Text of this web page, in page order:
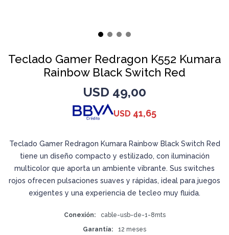
Teclado Gamer Redragon K552 Kumara
Rainbow Black Switch Red
USD 49,00
USD 41,65
Teclado Gamer Redragon Kumara Rainbow Black Switch Red
tiene un diseño compacto y estilizado, con iluminación
multicolor que aporta un ambiente vibrante. Sus switches
rojos ofrecen pulsaciones suaves y rápidas, ideal para juegos
exigentes y una experiencia de tecleo muy fluida.
Conexión
cable-usb-de-1-8mts
Garantía
12 meses